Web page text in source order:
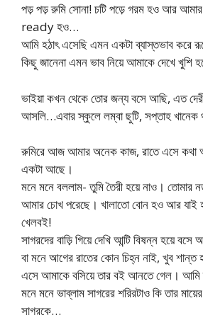
পড় পড় রুমি সোনা! চটি পড়ে গরম হও আর আমার
ready হও…
আমি হঠাৎ এসেছি এমন একটা ব্যাস্তভাব করে
কিছু জানেনা এমন ভাব নিয়ে আমাকে দেখে খুশি
ভাইয়া কখন থেকে তোর জন্য বসে আছি, এত
আসলি…এবার স্কুলে লম্বা ছুটি, সপ্তাহ
রুমিরে আজ আমার অনেক কাজ, রাতে এসে
একটা আছে।
মনে মনে বললাম- তুমি তৈরী হয়ে নাও। তোমার
আমার চোখ পরেছে। খালাতো বোন হও আর যাই
খেলবই!
সাগরদের বাড়ি গিয়ে দেখি আন্টি বিষন্ন হয়ে
বা মনে আগের রাতের কোন চিহ্ন নাই, খুব
এসে আমাকে বসিয়ে তার বই আনতে গেল। আমি
মনে মনে ভাব্লাম সাগরের শরিরটাও কি তার
সাগরকে…